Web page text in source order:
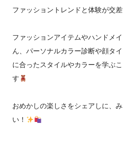
ファッショントレンドと体験が交
ファッションアイテムやハンドメ
ん、パーソナルカラー診断や顔タ
に合ったスタイルやカラーを学ぶ
す
おめかしの楽しさをシェアしに、
い！